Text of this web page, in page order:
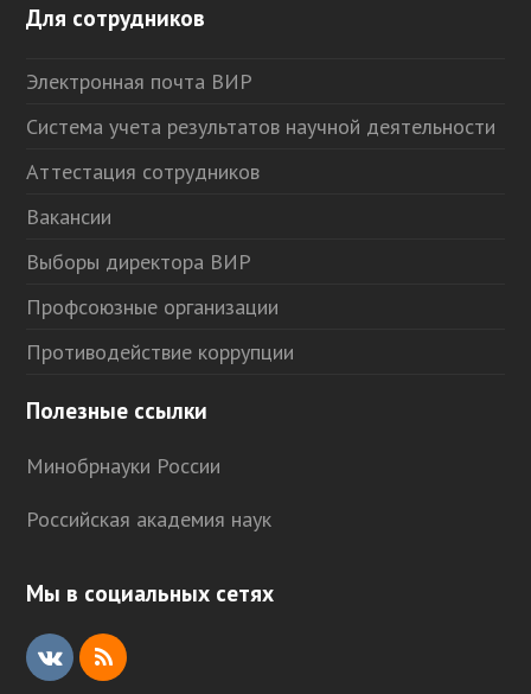
Для сотрудников
Электронная почта ВИР
Система учета результатов научной деятельности
Аттестация сотрудников
Вакансии
Выборы директора ВИР
Профсоюзные организации
Противодействие коррупции
Полезные ссылки
Минобрнауки России
Российская академия наук
Мы в социальных сетях
V
R